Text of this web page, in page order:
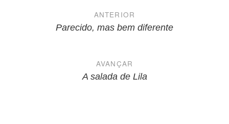
NavegaçãoANTERIOR
Parecido, mas bem diferente
AVANÇAR
A salada de Lila